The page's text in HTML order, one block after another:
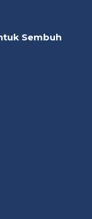
Sembuh